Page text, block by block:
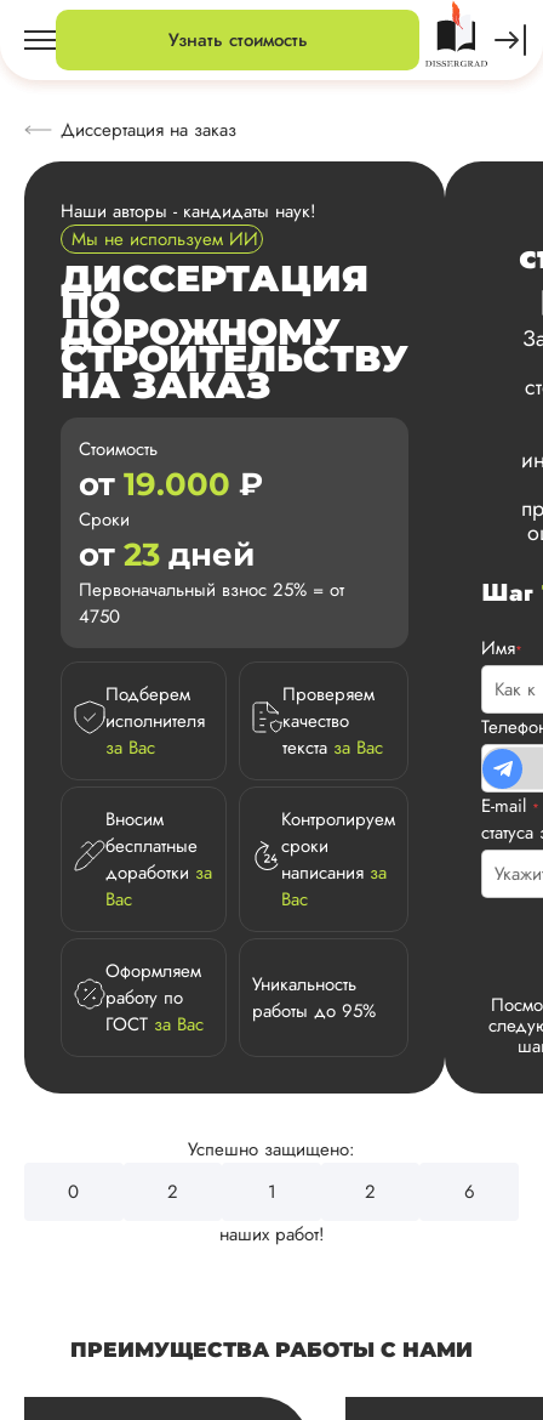
Узнать стоимость
Диссертация на заказ
Наши авторы - кандидаты наук!
Мы не используем ИИ
ДИССЕРТАЦИЯ
ПО
ДОРОЖНОМУ
СТРОИТЕЛЬСТВУ
НА ЗАКАЗ
Стоимость
от 19.000 ₽
Сроки
от 23 дней
Первоначальный взнос 25% = от
4750
Подберем
исполнителя
за Вас
Проверяем
качество
текста за Вас
Вносим
бесплатные
доработки за
Вас
Контролируем
сроки
написания за
Вас
Оформляем
работу по
ГОСТ за Вас
Уникальность
работы до 95%
Шаг
Имя*
E-mail *
Успешно защищено:
2
3
4
2
0
наших работ!
ПРЕИМУЩЕСТВА РАБОТЫ С НАМИ